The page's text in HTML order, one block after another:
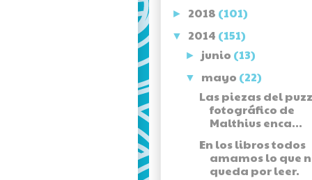
► 2018 (101)
▼ 2014 (151)
► junio (13)
▼ mayo (22)
Las piezas del
fotográfico de
Malthius enca...
En los libros todos
amamos lo que
queda por leer.